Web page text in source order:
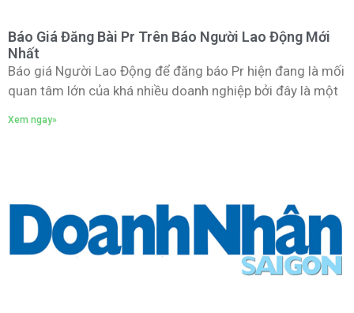
Báo Giá Đăng Bài Pr Trên Báo Người Lao Động Mới
Nhất
Báo giá Người Lao Động để đăng báo Pr hiện đang là mối
quan tâm lớn của khá nhiều doanh nghiệp bởi đây là một
Xem ngay»